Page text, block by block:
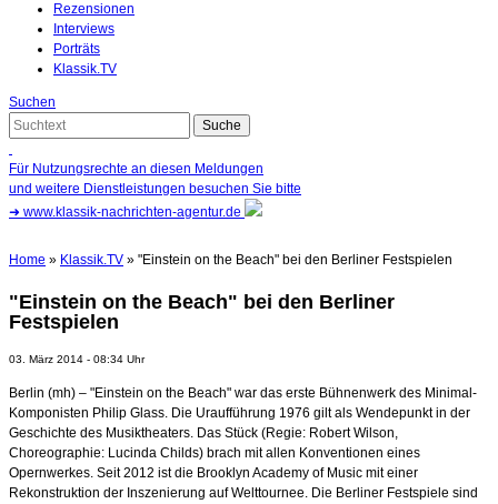
Rezensionen
Interviews
Porträts
Klassik.TV
Suchen
Für Nutzungsrechte an diesen Meldungen
und weitere Dienstleistungen besuchen Sie bitte
➜ www.klassik-nachrichten-agentur.de
Home » Klassik.TV » "Einstein on the Beach" bei den Berliner Festspielen
"Einstein on the Beach" bei den Berliner
Festspielen
03. März 2014 - 08:34 Uhr
Berlin (mh) – "Einstein on the Beach" war das erste Bühnenwerk des Minimal-
Komponisten Philip Glass. Die Uraufführung 1976 gilt als Wendepunkt in der
Geschichte des Musiktheaters. Das Stück (Regie: Robert Wilson,
Choreographie: Lucinda Childs) brach mit allen Konventionen eines
Opernwerkes. Seit 2012 ist die Brooklyn Academy of Music mit einer
Rekonstruktion der Inszenierung auf Welttournee. Die Berliner Festspiele sind